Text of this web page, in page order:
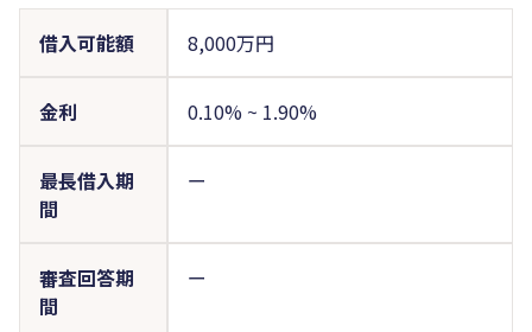
借入可能額 8,000万円
金利 0.10% ~ 1.90%
最長借入期
間
ー
審査回答期
間
ー